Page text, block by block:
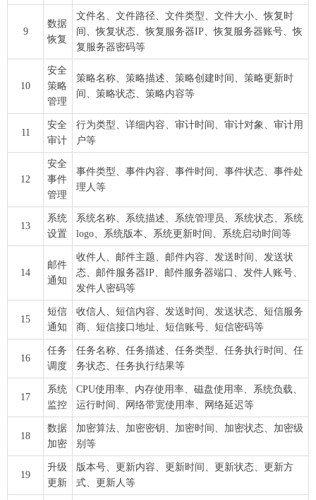
9
数据
恢复
文件名、文件路径、文件类型、文件大小、恢复时
间、恢复状态、恢复服务器IP、恢复服务器账号、恢
复服务器密码等
10
安全
策略
管理
策略名称、策略描述、策略创建时间、策略更新时
间、策略状态、策略内容等
11
安全
审计
行为类型、详细内容、审计时间、审计对象、审计用
户等
12
安全
事件
管理
事件类型、事件内容、事件时间、事件状态、事件处
理人等
13
系统
设置
系统名称、系统描述、系统管理员、系统状态、系统
logo、系统版本、系统更新时间、系统启动时间等
14
邮件
通知
收件人、邮件主题、邮件内容、发送时间、发送状
态、邮件服务器IP、邮件服务器端口、发件人账号、
发件人密码等
15
短信
通知
收信人、短信内容、发送时间、发送状态、短信服务
商、短信接口地址、短信账号、短信密码等
16
任务
调度
任务名称、任务描述、任务类型、任务执行时间、任
务状态、任务执行结果等
17
系统
监控
CPU使用率、内存使用率、磁盘使用率、系统负载、
运行时间、网络带宽使用率、网络延迟等
18
数据
加密
加密算法、加密密钥、加密时间、加密状态、加密级
别等
19
升级
更新
版本号、更新内容、更新时间、更新状态、更新方
式、更新人等